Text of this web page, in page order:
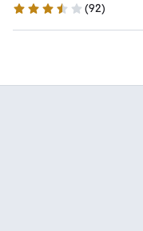
3.4 Sterne
(92)